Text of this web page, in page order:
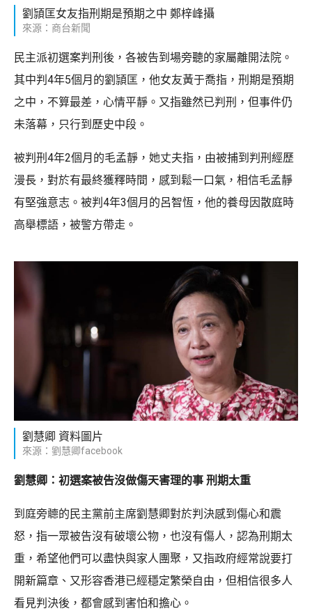
劉頴匡女友指刑期是預期之中 鄭梓峰攝
來源：商台新聞
民主派初選案判刑後，各被告到場旁聽的家屬離開法院。
其中判4年5個月的劉頴匡，他女友黃于喬指，刑期是預期
之中，不算最差，心情平靜。又指雖然已判刑，但事件仍
未落幕，只行到歷史中段。
被判刑4年2個月的毛孟靜，她丈夫指，由被捕到判刑經歷
漫長，對於有最終獲釋時間，感到鬆一口氣，相信毛孟靜
有堅強意志。被判4年3個月的呂智恆，他的養母因散庭時
高舉標語，被警方帶走。
劉慧卿 資料圖片
來源：劉慧卿facebook
劉慧卿：初選案被告沒做傷天害理的事 刑期太重
到庭旁聼的民主黨前主席劉慧卿對於判決感到傷心和震
怒，指一眾被告沒有破壞公物，也沒有傷人，認為刑期太
重，希望他們可以盡快與家人團聚，又指政府經常說要打
開新篇章、又形容香港已經穩定繁榮自由，但相信很多人
看見判決後，都會感到害怕和擔心。